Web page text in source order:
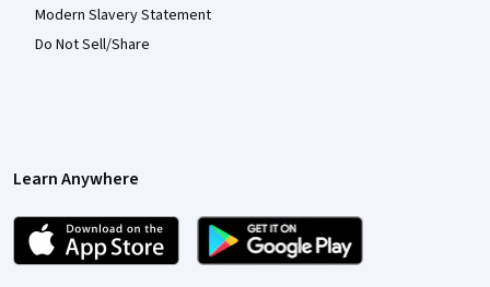
Modern Slavery Statement
Do Not Sell/Share
Learn Anywhere